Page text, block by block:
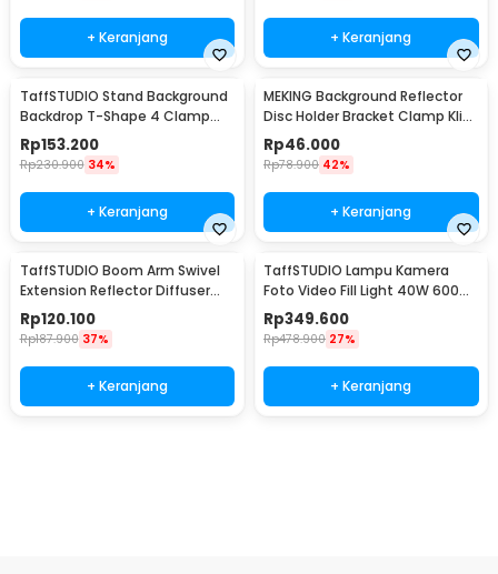
+ Keranjang + Keranjang
TaffSTUDIO Stand Background
Backdrop T-Shape 4 Clamp
200x260cm - M139
Rp153.200
Rp230.900 34%
+ Keranjang
MEKING Background Reflector
Disc Holder Bracket Clamp Klip
Backdrop - QM3400
Rp46.000
Rp78.900 42%
+ Keranjang
TaffSTUDIO Boom Arm Swivel
Extension Reflector Diffuser
Clamp - CD-60
Rp120.100
Rp187.900 37%
+ Keranjang
TaffSTUDIO Lampu Kamera
Foto Video Fill Light 40W 600
LED - U600+
Rp349.600
Rp478.900 27%
+ Keranjang